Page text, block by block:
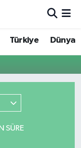
Türkiye Dünya
SÜRE